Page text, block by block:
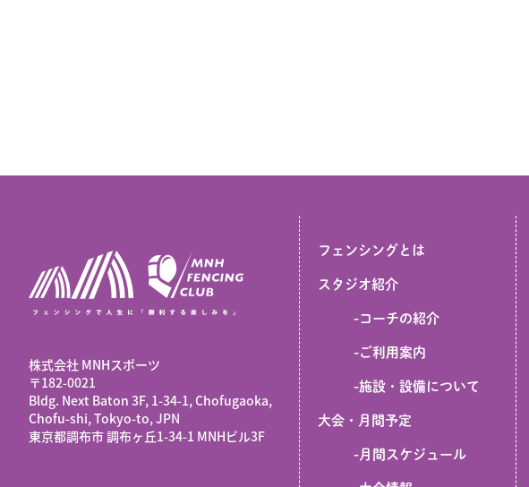
株式会社 MNHスポーツ
​〒182-0021
Bldg. Next Baton 3F, 1-34-1, Chofugaoka,
Chofu-shi, Tokyo-to, JPN
東京都調布市 調布ヶ丘1-34-1 MNHビル3F
フェンシングとは
スタジオ紹介
-コーチの紹介
-ご利用案内
-施設・設備について
大会・月間予定
- 月間スケジュール